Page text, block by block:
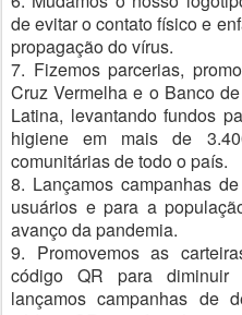
de evitar o contato físico e
propagação do vírus.
7. Fizemos parcerias,
Cruz Vermelha e o Banco
Latina, levantando fundos
higiene em mais de
comunitárias de todo o país.
8. Lançamos campanhas
usuários e para a
avanço da pandemia.
9. Promovemos as
código QR para
lançamos campanhas de